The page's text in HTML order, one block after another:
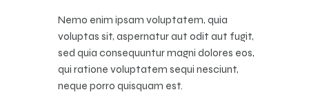
Nemo enim ipsam voluptatem, quia
voluptas sit, aspernatur aut odit aut fugit,
sed quia consequuntur magni dolores eos,
qui ratione voluptatem sequi nesciunt,
neque porro quisquam est.